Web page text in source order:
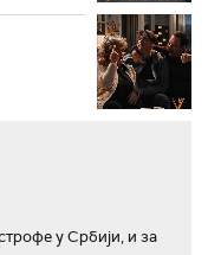
у Србији, и за